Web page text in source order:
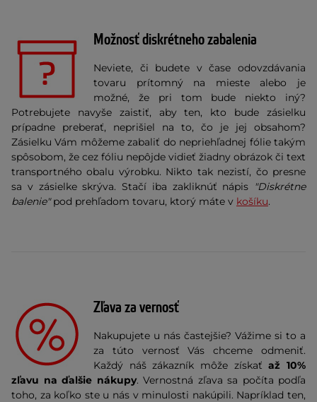
Možnosť diskrétneho zabalenia
Neviete, či budete v čase odovzdávania
tovaru prítomný na mieste alebo je
možné, že pri tom bude niekto iný?
Potrebujete navyše zaistiť, aby ten, kto bude zásielku
prípadne preberať, neprišiel na to, čo je jej obsahom?
Zásielku Vám môžeme zabaliť do nepriehľadnej fólie takým
spôsobom, že cez fóliu nepôjde vidieť žiadny obrázok či text
transportného obalu výrobku. Nikto tak nezistí, čo presne
sa v zásielke skrýva. Stačí iba zakliknúť nápis "Diskrétne
balenie"pod prehľadom tovaru, ktorý máte v košíku.
Zľava za vernosť
Nakupujete u nás častejšie? Vážime si to a
za túto vernosť Vás chceme odmeniť.
Každý náš zákazník môže získaťaž 10%
zľavu na ďalšie nákupy. Vernostná zľava sa počíta podľa
toho, za koľko ste u nás v minulosti nakúpili. Napríklad ten,